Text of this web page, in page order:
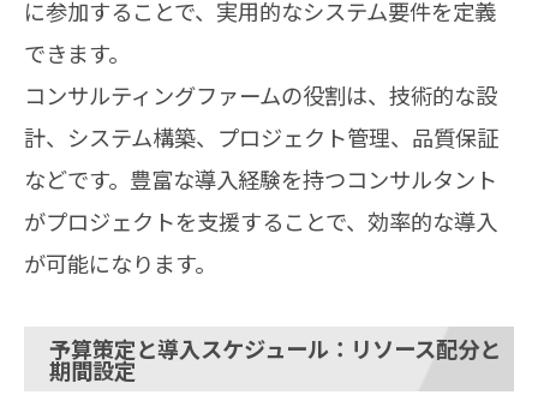
に参加することで、実用的なシステム要件を定義
できます。
コンサルティングファームの役割は、技術的な設
計、システム構築、プロジェクト管理、品質保証
などです。豊富な導入経験を持つコンサルタント
がプロジェクトを支援することで、効率的な導入
が可能になります。
予算策定と導入スケジュール：リソース配分と
期間設定